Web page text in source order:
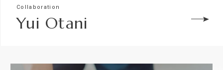
Collaboration
Yui Otani